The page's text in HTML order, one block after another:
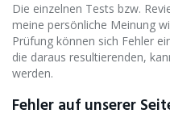
Die einzelnen Tests bzw.
meine persönliche Meinung
Prüfung können sich Fehler
die daraus resultierenden,
werden.
Fehler auf unserer